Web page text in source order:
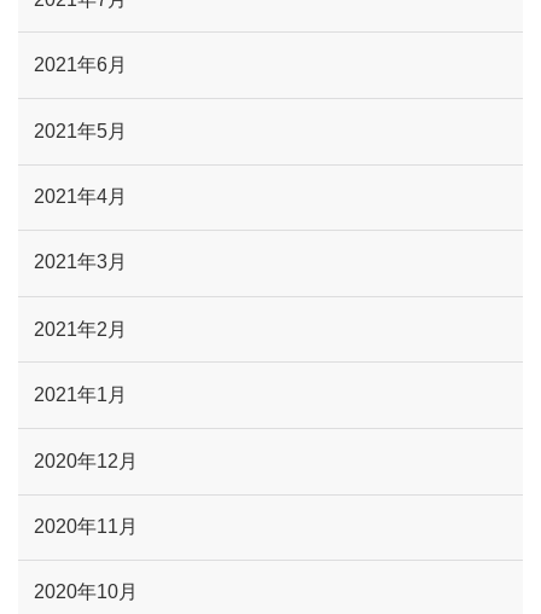
2021年6月
2021年5月
2021年4月
2021年3月
2021年2月
2021年1月
2020年12月
2020年11月
2020年10月